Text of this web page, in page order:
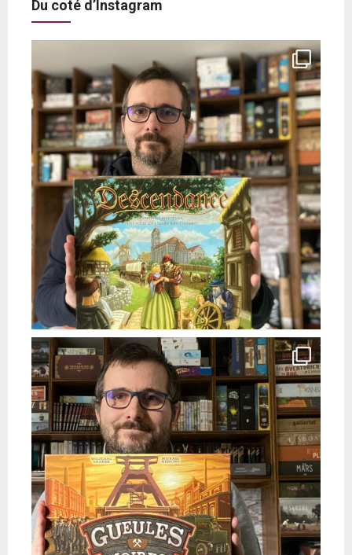
Du coté d’Instagram